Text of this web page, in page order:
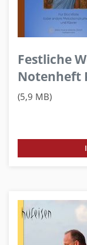
Festliche
Notenheft
(5,9 MB)